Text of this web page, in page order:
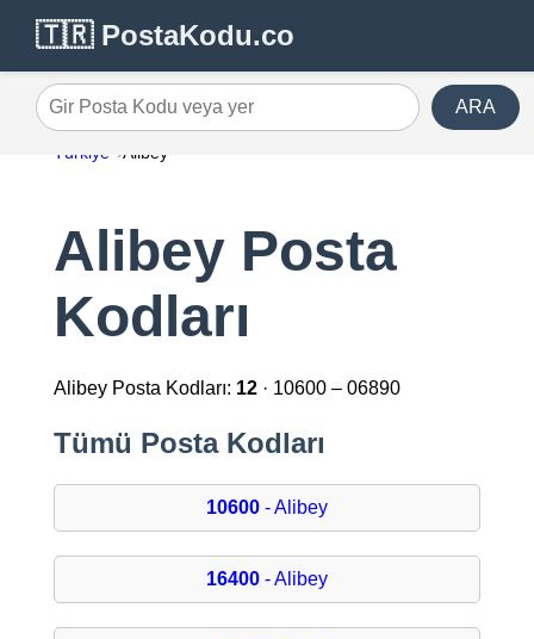
🇹🇷 PostaKodu.co
Gir Posta Kodu veya yer ARA
Türkiye Alibey
Alibey Posta
Kodları
Alibey Posta Kodları: 12· 10600 – 06890
Tümü Posta Kodları
10600- Alibey
16400- Alibey